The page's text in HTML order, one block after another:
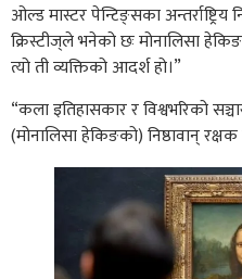
ओल्ड मास्टर पेन्टिङ्सका
क्रिस्टीज्‌ले भनेको छः मोनालिसा
त्यो ती व्यक्तिको आदर्श हो।”
“कला इतिहासकार र विश्वभरिको
(मोनालिसा हेकिङको) निष्ठावान्